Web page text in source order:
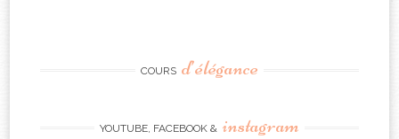
COURS d’élégance
YOUTUBE, FACEBOOK & instagram